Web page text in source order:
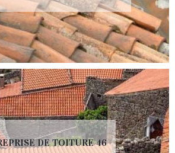
DE TOITURE 46